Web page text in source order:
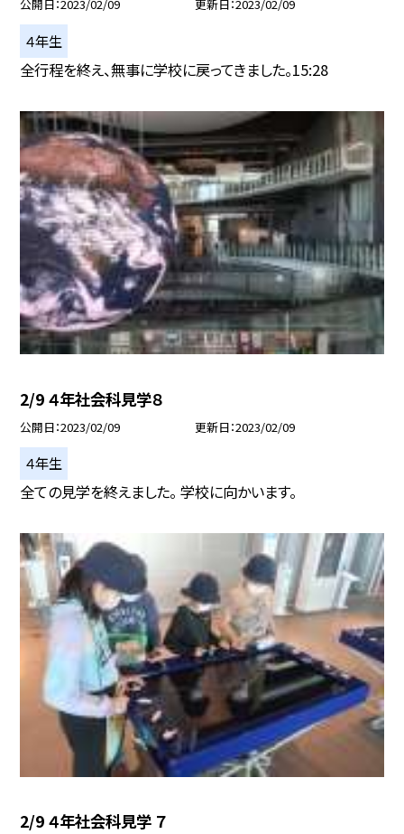
公開日 2023/02/09 更新日 2023/02/09
４年生
全行程を終え、無事に学校に戻ってきました。15:28
2/9 ４年社会科見学８
公開日 2023/02/09 更新日 2023/02/09
４年生
全ての見学を終えました。 学校に向かいます。
2/9 ４年社会科見学 ７